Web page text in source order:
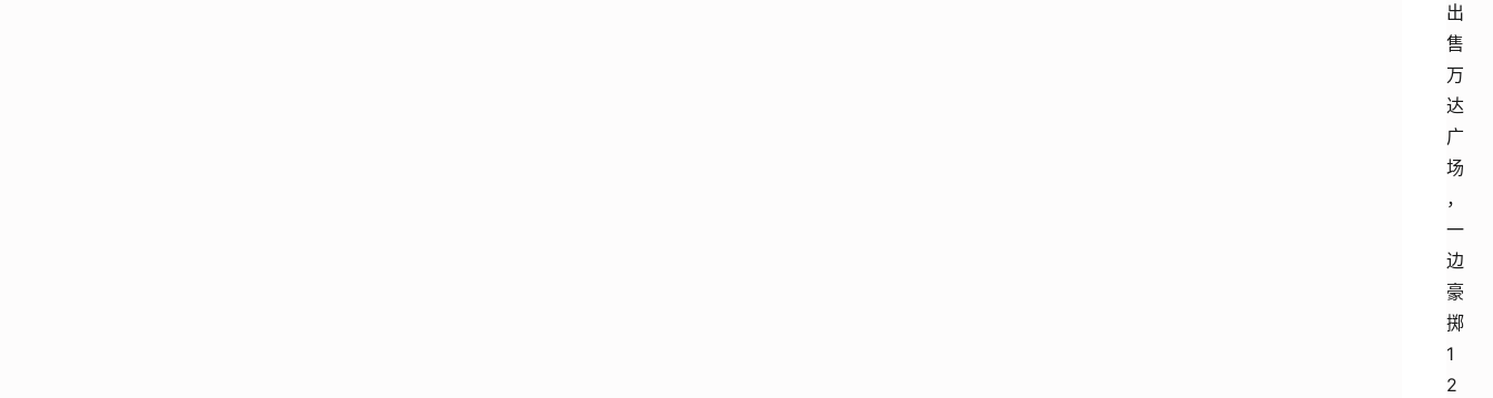
出
售
万
达
广
场
，
一
边
豪
掷
1
2